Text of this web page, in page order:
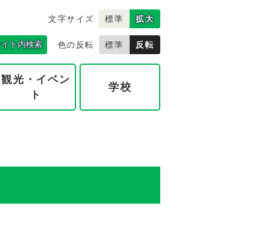
文字サイズ 標準 拡大
ト内検索 色の反転 標準 反転
観光・イベン
ト
学校